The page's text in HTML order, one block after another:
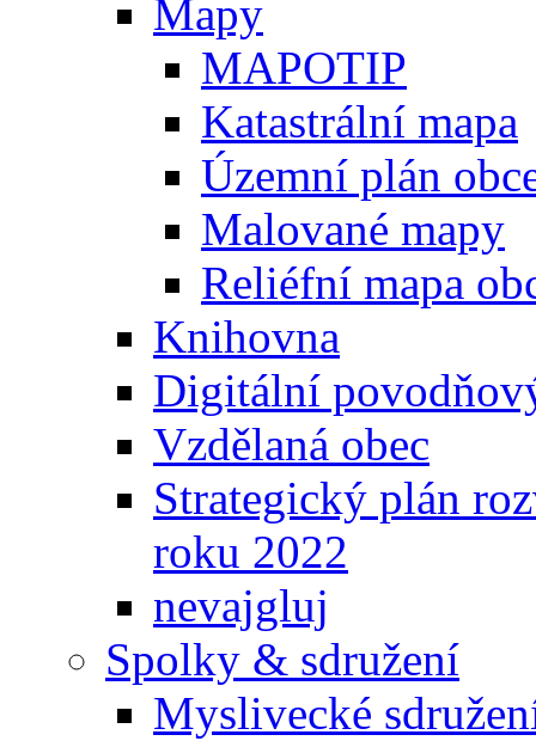
Mapy
MAPOTIP
Katastrální mapa
Územní plán
Malované mapy
Reliéfní mapa
Knihovna
Digitální
Vzdělaná obec
Strategický plán
roku 2022
nevajgluj
Spolky & sdružení
Myslivecké